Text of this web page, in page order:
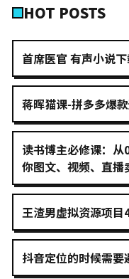
HOT POSTS
首席医官 有声小说
蒋晖猫课-拼多多爆
读书博主必修课：
你图文、视频、直播
王渣男虚拟资源项目
抖音定位的时候需要